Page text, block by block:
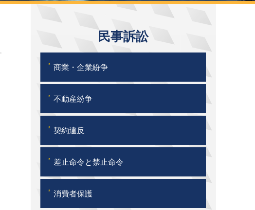
民事訴訟
' 商業・企業紛争
' 不動産紛争
' 契約違反
' 差止命令と禁止命令
' 消費者保護